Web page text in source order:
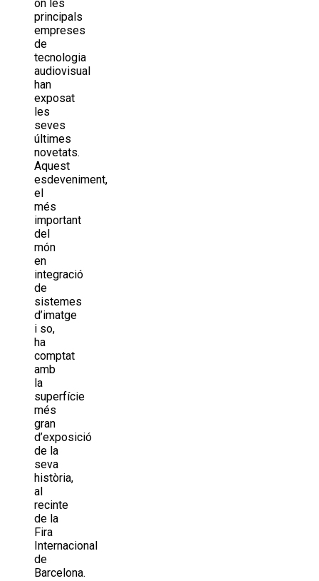
on les
principals
empreses
de
tecnologia
audiovisual
han
exposat
les
seves
últimes
novetats.
Aquest
esdeveniment,
el
més
important
del
món
en
integració
de
sistemes
d’imatge
i so,
ha
comptat
amb
la
superfície
més
gran
d’exposició
de la
seva
història,
al
recinte
de la
Fira
Internacional
de
Barcelona.